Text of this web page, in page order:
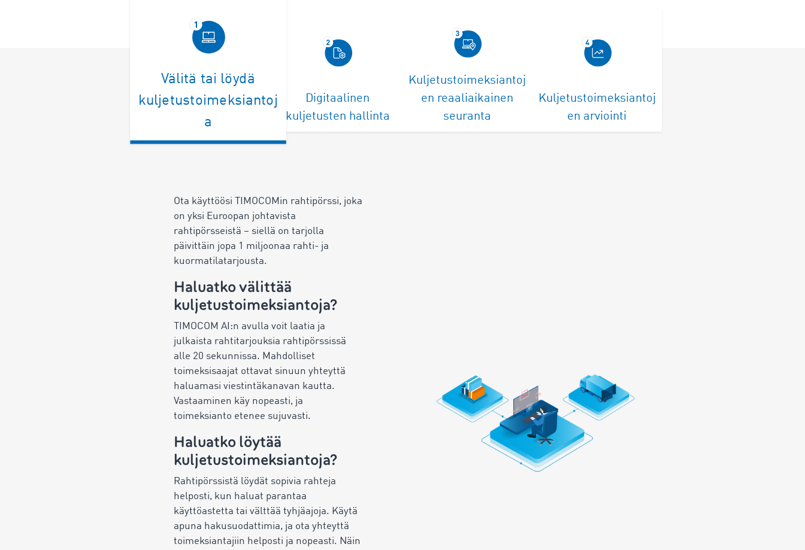
Välitä tai löydä
kuljetustoimeksiantoj
a
Digitaalinen
kuljetusten hallinta
Kuljetustoimeksiantoj
en reaaliaikainen
seuranta
Kuljetustoimeksiantoj
en arviointi
Ota käyttöösi TIMOCOMin rahtipörssi, joka
on yksi Euroopan johtavista
rahtipörsseistä – siellä on tarjolla
päivittäin jopa 1 miljoonaa rahti- ja
kuormatilatarjousta.
Haluatko välittää
kuljetustoimeksiantoja?
TIMOCOM AI:n avulla voit laatia ja
julkaista rahtitarjouksia rahtipörssissä
alle 20 sekunnissa. Mahdolliset
toimeksisaajat ottavat sinuun yhteyttä
haluamasi viestintäkanavan kautta.
Vastaaminen käy nopeasti, ja
toimeksianto etenee sujuvasti.
Haluatko löytää
kuljetustoimeksiantoja?
Rahtipörssistä löydät sopivia rahteja
helposti, kun haluat parantaa
käyttöastetta tai välttää tyhjäajoja. Käytä
apuna hakusuodattimia, ja ota yhteyttä
toimeksiantajiin helposti ja nopeasti. Näin